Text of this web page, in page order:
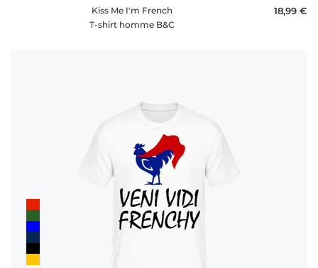
Kiss Me I'm French
T-shirt homme B&C
18,99 €